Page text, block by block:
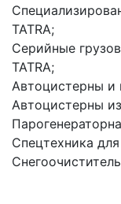
TATRA;
Серийные
TATRA;
Автоцистерны
Автоцистерны
Спецтехника